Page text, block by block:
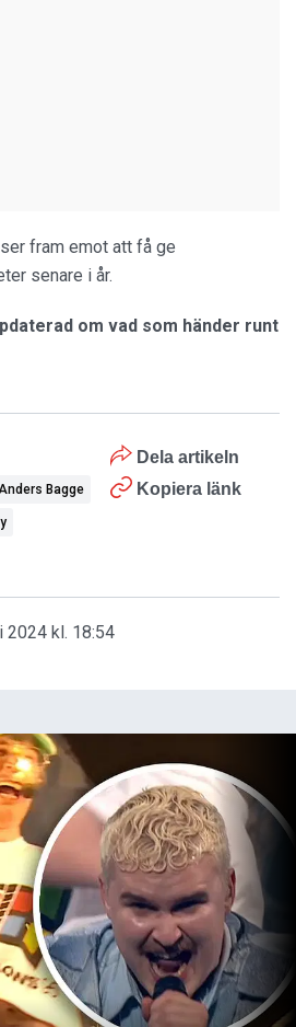
fram emot att få ge
senare i år.
om vad som händer runt
Dela artikeln
Kopiera länk
Anders Bagge
2024 kl. 18:54